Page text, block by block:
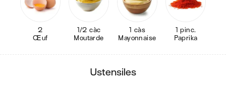
2
Œuf
1/2 càc
Moutarde
1 càs
Mayonnaise
1 pinc.
Paprika
ustensiles